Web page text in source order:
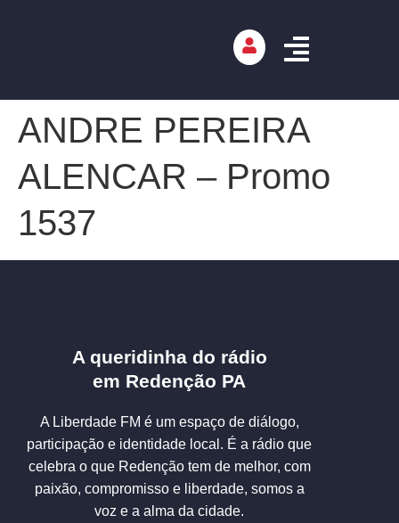
ANDRE PEREIRA
ALENCAR – Promo
1537
A queridinha do rádio
em Redenção PA
A Liberdade FM é um espaço de diálogo,
participação e identidade local. É a rádio que
celebra o que Redenção tem de melhor, com
paixão, compromisso e liberdade, somos a
voz e a alma da cidade.